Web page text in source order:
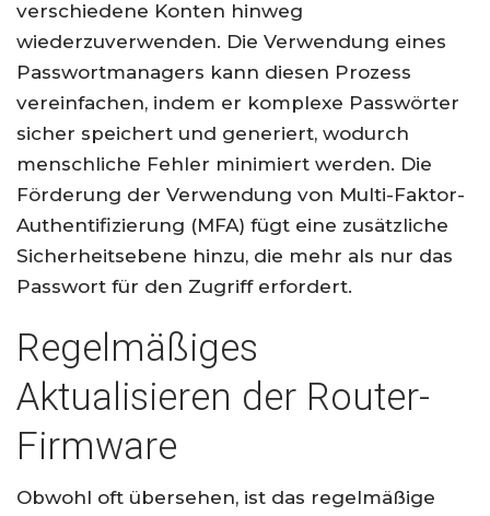
verschiedene Konten hinweg
wiederzuverwenden. Die Verwendung eines
Passwortmanagers kann diesen Prozess
vereinfachen, indem er komplexe Passwörter
sicher speichert und generiert, wodurch
menschliche Fehler minimiert werden. Die
Förderung der Verwendung von Multi-Faktor-
Authentifizierung (MFA) fügt eine zusätzliche
Sicherheitsebene hinzu, die mehr als nur das
Passwort für den Zugriff erfordert.
Regelmäßiges
Aktualisieren der Router-
Firmware
Obwohl oft übersehen, ist das regelmäßige